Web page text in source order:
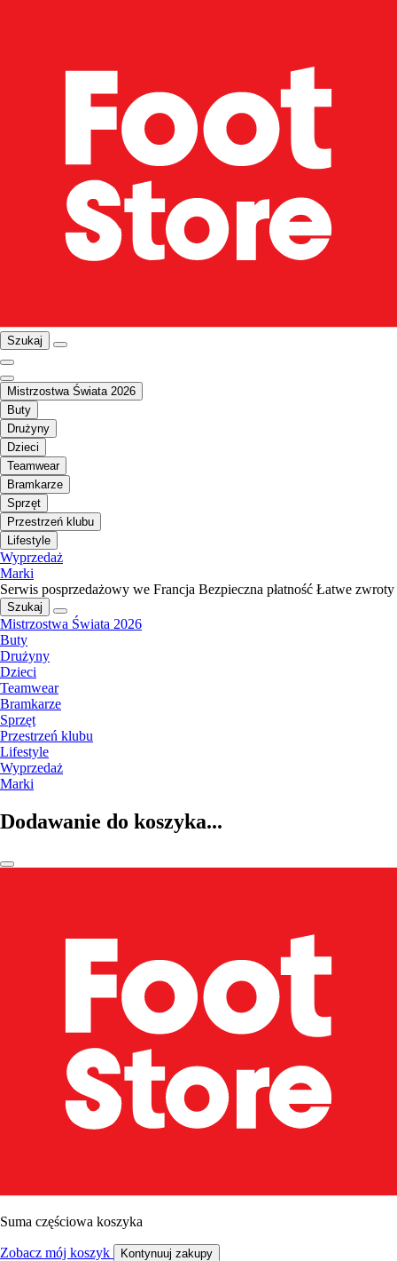
Szukaj
Mistrzostwa Świata 2026
Buty
Drużyny
Dzieci
Teamwear
Bramkarze
Sprzęt
Przestrzeń klubu
Lifestyle
Wyprzedaż
Marki
Serwis posprzedażowy we Francja Bezpieczna płatność Łatwe zwroty
Szukaj
Mistrzostwa Świata 2026
Buty
Drużyny
Dzieci
Teamwear
Bramkarze
Sprzęt
Przestrzeń klubu
Lifestyle
Wyprzedaż
Marki
Dodawanie do koszyka...
Suma częściowa koszyka
Zobacz mój koszyk Kontynuuj zakupy